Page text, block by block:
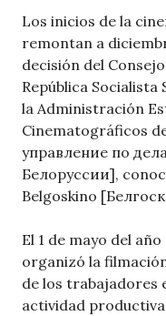
Los inicios de la
remontan a
decisión del
República
la Administración
Cinematográficos
управление по
Белоруссии],
Belgoskino
El 1 de mayo del
organizó la
de los trabajadores
actividad